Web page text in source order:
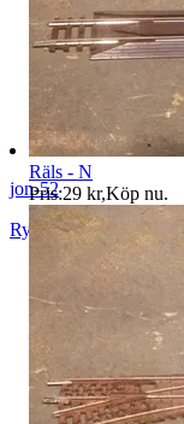
jon-52
Rydaholm,Sverige
Räls - N
Pris:29 kr,Köp nu.